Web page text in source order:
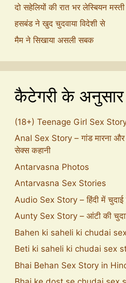
दो सहेलियों की रात भर लेस्बियन मस्ती
हसबंड ने खुद चुदवाया विदेशी से
मैम ने सिखाया असली सबक
कैटेगरी के अनुसार
(18+) Teenage Girl Sex
Anal Sex Story – गांड मारना और
सेक्स कहानी
Antarvasna Photos
Antarvasna Sex Stories
Audio Sex Story – हिंदी में चुदाई
Aunty Sex Story – आंटी की
Bahen ki saheli ki chudai
Beti ki saheli ki chudai sex
Bhai Behan Sex Story in